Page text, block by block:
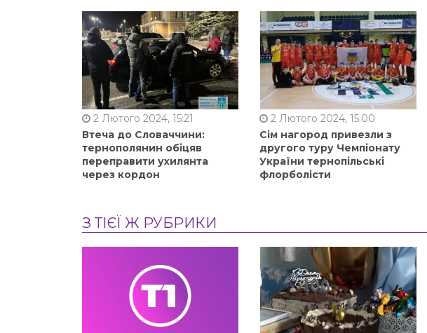
2 Лютого 2024, 15:21
Втеча до Словаччини:
тернополянин обіцяв
переправити ухилянта
через кордон
2 Лютого 2024, 15:00
Сім нагород привезли з
другого туру Чемпіонату
України тернопільські
флорболісти
З ТІЄЇ Ж РУБРИКИ